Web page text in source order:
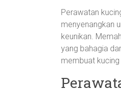
Perawatan
menyenangkan
keunikan.
yang bahagia
membuat